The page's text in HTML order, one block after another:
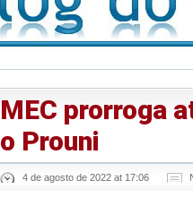
MEC prorroga
o Prouni
4 de agosto de 2022 at 17:06